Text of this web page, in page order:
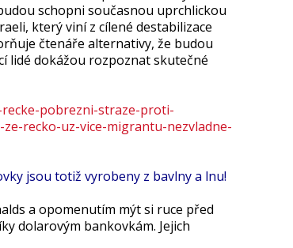
schopni současnou uprchlickou
který viní z cílené destabilizace
čtenáře alternativy, že budou
lidé dokážou rozpoznat skutečné
pobrezni-straze-proti-
recko-uz-vice-migrantu-nezvladne-
jsou totiž vyrobeny z bavlny a lnu!
a opomenutím mýt si ruce před
dolarovým bankovkám. Jejich